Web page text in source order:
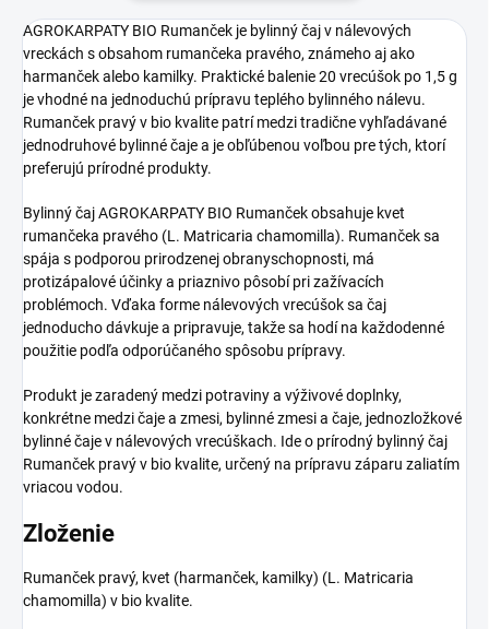
AGROKARPATY BIO Rumanček je bylinný čaj v nálevových
vreckách s obsahom rumančeka pravého, známeho aj ako
harmanček alebo kamilky. Praktické balenie 20 vrecúšok po 1,5 g
je vhodné na jednoduchú prípravu teplého bylinného nálevu.
Rumanček pravý v bio kvalite patrí medzi tradične vyhľadávané
jednodruhové bylinné čaje a je obľúbenou voľbou pre tých, ktorí
preferujú prírodné produkty.
Bylinný čaj AGROKARPATY BIO Rumanček obsahuje kvet
rumančeka pravého (L. Matricaria chamomilla). Rumanček sa
spája s podporou prirodzenej obranyschopnosti, má
protizápalové účinky a priaznivo pôsobí pri zažívacích
problémoch. Vďaka forme nálevových vrecúšok sa čaj
jednoducho dávkuje a pripravuje, takže sa hodí na každodenné
použitie podľa odporúčaného spôsobu prípravy.
Produkt je zaradený medzi potraviny a výživové doplnky,
konkrétne medzi čaje a zmesi, bylinné zmesi a čaje, jednozložkové
bylinné čaje v nálevových vrecúškach. Ide o prírodný bylinný čaj
Rumanček pravý v bio kvalite, určený na prípravu záparu zaliatím
vriacou vodou.
Zloženie
Rumanček pravý, kvet (harmanček, kamilky) (L. Matricaria
chamomilla) v bio kvalite.